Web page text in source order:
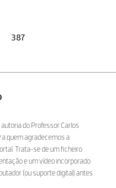
387
do Professor Carlos
a quem agradecemos a
Trata-se de um ficheiro
e um vídeo incorporado
(ou suporte digital) antes